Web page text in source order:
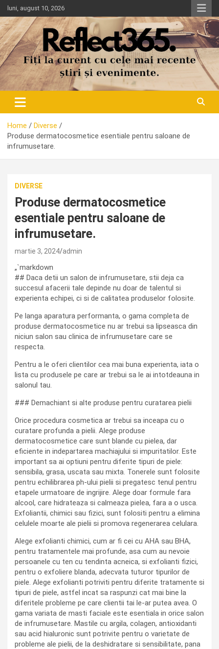
Skip
to
content
luni, august 10, 2026
Home
Diverse
Produse dermatocosmetice esentiale pentru saloane de
infrumusetare.
DIVERSE
Produse dermatocosmetice
esentiale pentru saloane de
infrumusetare.
martie 3, 2024 admin
„`markdown
## Daca detii un salon de infrumusetare, stii deja ca
succesul afacerii tale depinde nu doar de talentul si
experienta echipei, ci si de calitatea produselor folosite.
Pe langa aparatura performanta, o gama completa de
produse dermatocosmetice nu ar trebui sa lipseasca din
niciun salon sau clinica de infrumusetare care se
respecta.
Pentru a le oferi clientilor cea mai buna experienta, iata o
lista cu produsele pe care ar trebui sa le ai intotdeauna in
salonul tau.
### Demachiant si alte produse pentru curatarea pielii
Orice procedura cosmetica ar trebui sa inceapa cu o
curatare profunda a pielii. Alege produse
dermatocosmetice care sunt blande cu pielea, dar
eficiente in indepartarea machiajului si impuritatilor. Este
important sa ai optiuni pentru diferite tipuri de piele:
sensibila, grasa, uscata sau mixta. Tonerele sunt folosite
pentru echilibrarea ph-ului pielii si pregatesc tenul pentru
etapele urmatoare de ingrijire. Alege doar formule fara
alcool, care hidrateaza si calmeaza pielea, fara a o usca.
Exfoliantii, chimici sau fizici, sunt folositi pentru a elimina
celulele moarte ale pielii si promova regenerarea celulara.
Alege exfolianti chimici, cum ar fi cei cu AHA sau BHA,
pentru tratamentele mai profunde, asa cum au nevoie
persoanele cu ten cu tendinta acneica, si exfolianti fizici,
pentru o exfoliere blanda, adecvata tuturor tipurilor de
piele. Alege exfolianti potriviti pentru diferite tratamente si
tipuri de piele, astfel incat sa raspunzi cat mai bine la
diferitele probleme pe care clientii tai le-ar putea avea. O
gama variata de masti faciale este esentiala in orice salon
de infrumusetare. Mastile cu argila, colagen, antioxidanti
sau acid hialuronic sunt potrivite pentru o varietate de
probleme ale pielii, de la deshidratare si sensibilitate, pana